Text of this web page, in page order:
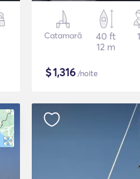
Catamarã
40 ft
12 m
$1,316/noite